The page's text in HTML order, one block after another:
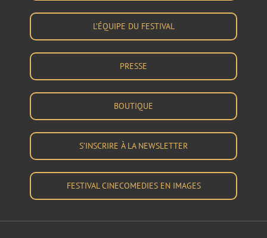
L’ÉQUIPE DU FESTIVAL
PRESSE
BOUTIQUE
S’INSCRIRE À LA NEWSLETTER
FESTIVAL CINECOMEDIES EN IMAGES